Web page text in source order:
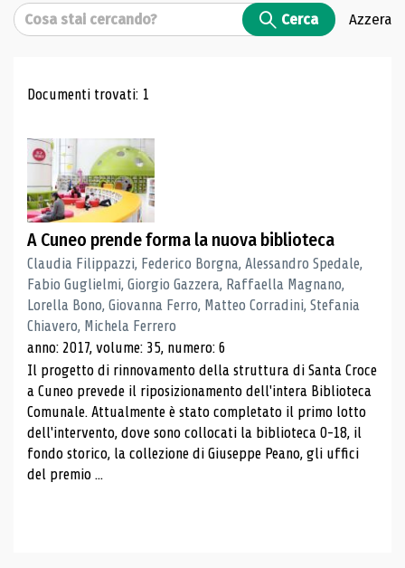
Cerca Cerca Azzera
Risultati di ricerca
Documenti trovati: 1
A Cuneo prende forma la nuova biblioteca
Claudia Filippazzi, Federico Borgna, Alessandro Spedale,
Fabio Guglielmi, Giorgio Gazzera, Raffaella Magnano,
Lorella Bono, Giovanna Ferro, Matteo Corradini, Stefania
Chiavero, Michela Ferrero
anno: 2017, volume: 35, numero: 6
Il progetto di rinnovamento della struttura di Santa Croce
a Cuneo prevede il riposizionamento dell'intera Biblioteca
Comunale. Attualmente è stato completato il primo lotto
dell'intervento, dove sono collocati la biblioteca 0-18, il
fondo storico, la collezione di Giuseppe Peano, gli uffici
del premio ...